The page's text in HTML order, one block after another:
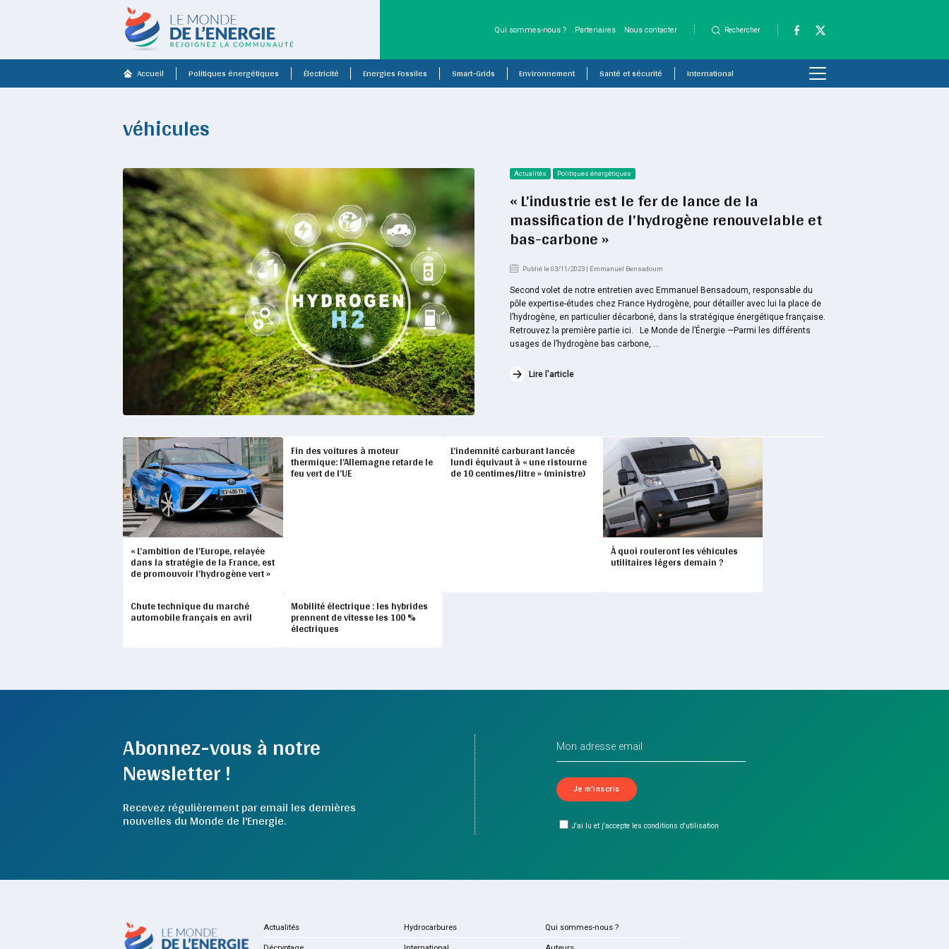
Qui sommes-nous ? Partenaires Nous contacter Rechercher
Accueil Politiques énergétiques Électricité Energies Fossiles Smart-Grids Environnement Santé et sécurité International
véhicules
Actualités Politiques énergétiques
« L’industrie est le fer de lance de la
massification de l’hydrogène renouvelable et
bas-carbone »
Publié le 03/11/2023 | Emmanuel Bensadoum
Second volet de notre entretien avec Emmanuel Bensadoum, responsable du
pôle expertise-études chez France Hydrogène, pour détailler avec lui la place de
l’hydrogène, en particulier décarboné, dans la stratégique énergétique française.
Retrouvez la première partie ici. Le Monde de l’Énergie —Parmi les différents
usages de l’hydrogène bas carbone, ...
Lire l'article
« L’ambition de l’Europe, relayée
dans la stratégie de la France, est
de promouvoir l’hydrogène vert »
Fin des voitures à moteur
thermique: l’Allemagne retarde le
feu vert de l’UE
L’indemnité carburant lancée
lundi équivaut à « une ristourne
de 10 centimes/litre » (ministre)
À quoi rouleront les véhicules
utilitaires légers demain ?
Chute technique du marché
automobile français en avril
Mobilité électrique : les hybrides
prennent de vitesse les 100 %
électriques
Abonnez-vous à notre
Newsletter !
Recevez régulièrement par email les dernières
nouvelles du Monde de l'Energie. J'ai lu et j'accepte les conditions d'utilisation
Actualités Hydrocarbures Qui sommes-nous ?